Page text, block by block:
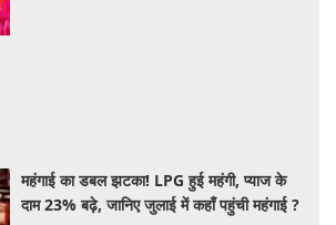
महंगाई का डबल झटका! LPG हुई महंगी, प्याज के
दाम 23% बढ़े, जानिए जुलाई में कहाँ पहुंची महंगाई ?